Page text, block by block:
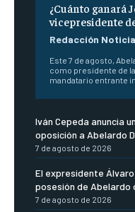
¿Cuánto ganará
vicepresidente
Redacción
Este 7 de agosto,
como presidente de
mandatario entrante
Iván Cepeda anuncia
oposición a Abelardo
7 de agosto de 2026
El expresidente
posesión de Abelardo
7 de agosto de 2026